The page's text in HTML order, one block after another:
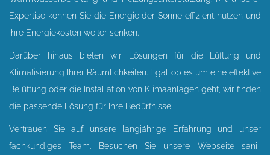
Expertise können Sie die Energie der Sonne effizient nutzen und
Ihre Energiekosten weiter senken.
Darüber hinaus bieten wir Lösungen für die Lüftung und
Klimatisierung Ihrer Räumlichkeiten. Egal ob es um eine effektive
Belüftung oder die Installation von Klimaanlagen geht, wir finden
die passende Lösung für Ihre Bedürfnisse.
Vertrauen Sie auf unsere langjährige Erfahrung und unser
fachkundiges Team. Besuchen Sie unsere Webseite sani-